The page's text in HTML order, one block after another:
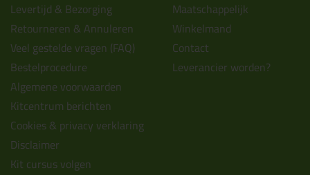
Levertijd & Bezorging
Retourneren & Annuleren
Veel gestelde vragen (FAQ)
Bestelprocedure
Algemene voorwaarden
Kitcentrum berichten
Cookies & privacy verklaring
Disclaimer
Kit cursus volgen
Maatschappelijk
Winkelmand
Contact
Leverancier worden?